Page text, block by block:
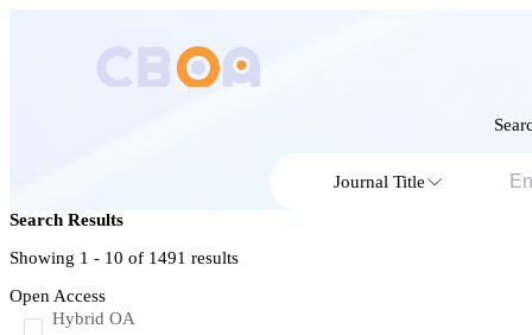
Journal Title
Search Results
Showing 1 - 10 of 1491 results
Open Access
Hybrid OA